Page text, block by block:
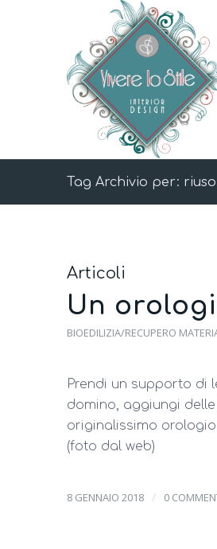
Tag Archivio per:
Articoli
Un
BIOEDILIZIA/RECUPERO
Prendi un supporto di
domino, aggiungi
originalissimo
(foto dal web)
8 GENNAIO 2018 / 0